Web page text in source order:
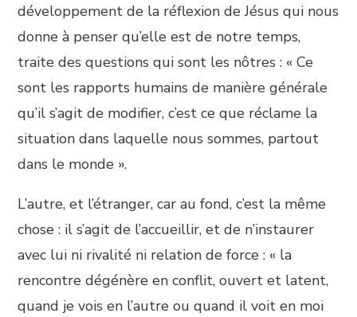
développement de la réflexion de Jésus qui nous
donne à penser qu’elle est de notre temps,
traite des questions qui sont les nôtres : « Ce
sont les rapports humains de manière générale
qu’il s’agit de modifier, c’est ce que réclame la
situation dans laquelle nous sommes, partout
dans le monde ».
L’autre, et l’étranger, car au fond, c’est la même
chose : il s’agit de l’accueillir, et de n’instaurer
avec lui ni rivalité ni relation de force : « la
rencontre dégénère en conflit, ouvert et latent,
quand je vois en l’autre ou quand il voit en moi